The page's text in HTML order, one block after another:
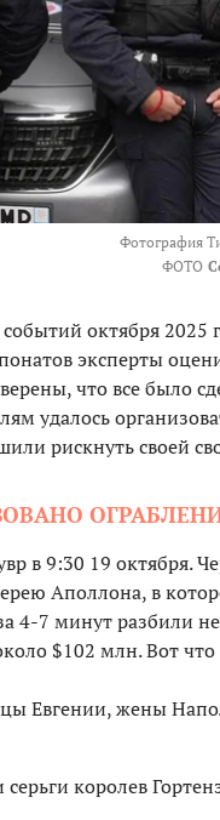
Фотография
ФОТО
октября 2025
эксперты
что все было
удалось
рискнуть своей
в 9:30 19 октября.
Аполлона, в
4-7 минут разбили
$102 млн. Вот
Евгении, жены
серьги королев